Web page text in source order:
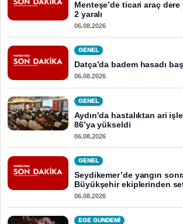
Menteşe’de ticari araç
2 yaralı
06.08.2026
GENEL
Datça’da badem hasadı
06.08.2026
GENEL
Aydın’da hastalıktan ari
86’ya yükseldi
06.08.2026
GENEL
Seydikemer’de yangın
Büyükşehir ekiplerinden
06.08.2026
EGE GUNDEMİ